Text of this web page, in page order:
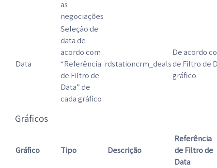
as
negociações
Data
Seleção de
data de
acordo com
“Referência
de Filtro de
Data” de
cada gráfico
rdstationcrm_deals
De acordo
de Filtro de
gráfico
Gráficos
Gráfico Tipo Descrição
Referência
de Filtro de
Data